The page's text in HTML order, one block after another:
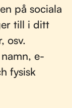
på sociala
till i ditt
osv.
e-
fysisk